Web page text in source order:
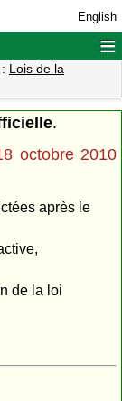
English
≡
Lois de la
.
octobre 2010
après le
de la loi